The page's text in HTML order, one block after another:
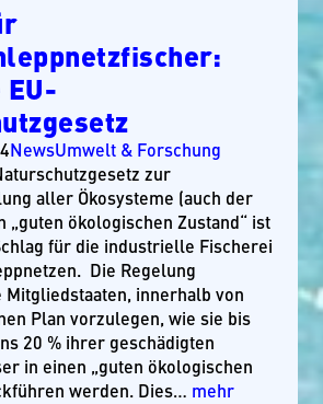
EU-
NewsUmwelt & Forschung
zur
aller Ökosysteme (auch der
„guten ökologischen Zustand“ ist
für die industrielle Fischerei
Die Regelung
innerhalb von
Plan vorzulegen, wie sie bis
20 % ihrer geschädigten
in einen „guten ökologischen
werden. Dies… mehr